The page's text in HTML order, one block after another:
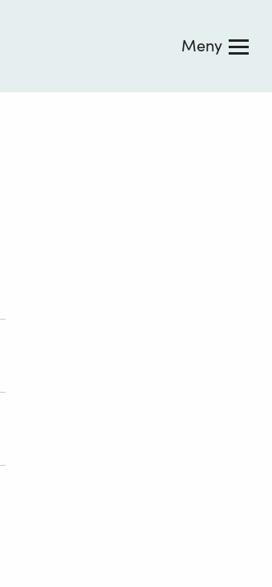
Meny